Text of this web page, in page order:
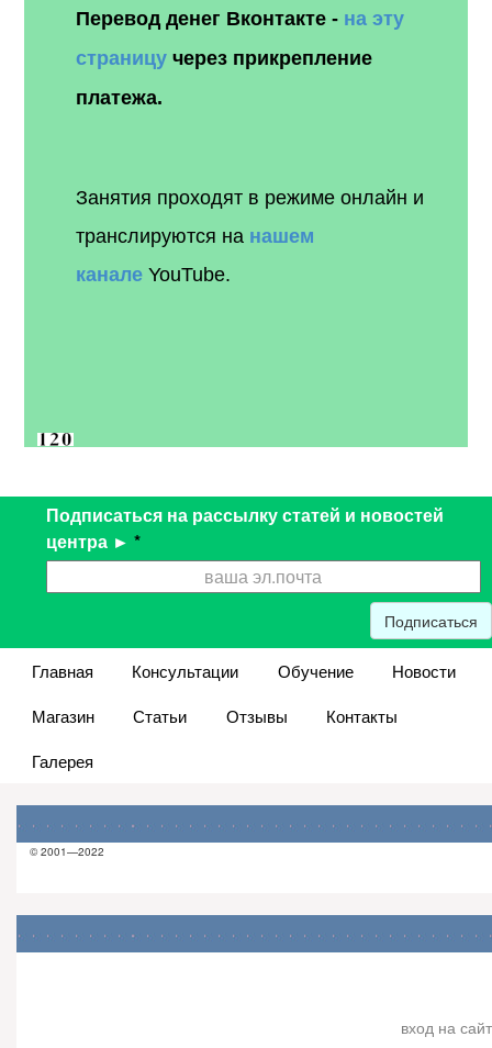
Перевод денег Вконтакте - на эту
страницу через прикрепление
платежа.
Занятия проходят в режиме онлайн и
транслируются на нашем
канале YouTube.
Подписаться на рассылку статей и новостей
центра ► *
Подписаться
Главная Консультации Обучение
Новости
Магазин
Статьи Отзывы
Контакты
Галерея
© 2001—2022
вход на сайт